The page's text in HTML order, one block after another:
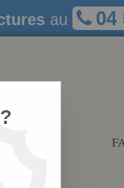
au 04